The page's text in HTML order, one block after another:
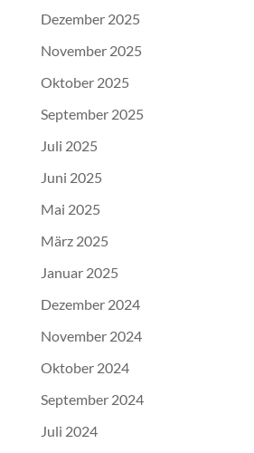
Dezember 2025
November 2025
Oktober 2025
September 2025
Juli 2025
Juni 2025
Mai 2025
März 2025
Januar 2025
Dezember 2024
November 2024
Oktober 2024
September 2024
Juli 2024